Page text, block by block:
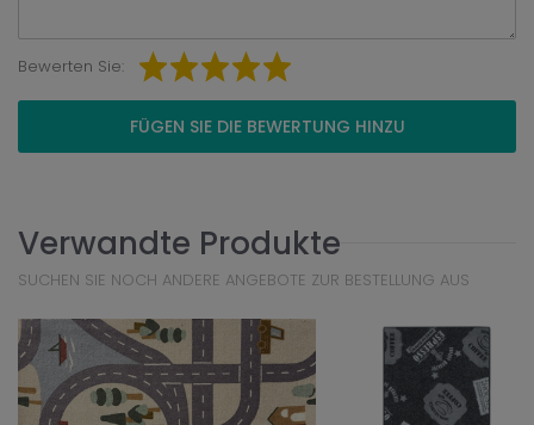
Bewerten Sie:
FÜGEN SIE DIE BEWERTUNG HINZU
Verwandte Produkte
SUCHEN SIE NOCH ANDERE ANGEBOTE ZUR BESTELLUNG AUS